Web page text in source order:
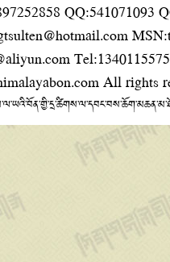
QQ:541071093
All rights